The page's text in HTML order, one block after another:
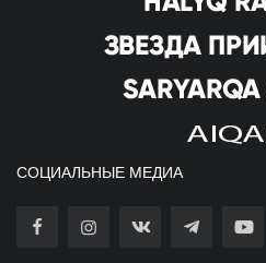
СОЦИАЛЬНЫЕ МЕДИА